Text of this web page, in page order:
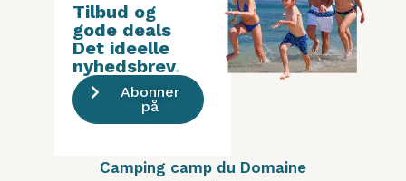
Camping camp du Domaine
Tilbud og
gode deals
Det ideelle
nyhedsbrev.
Abonner
på